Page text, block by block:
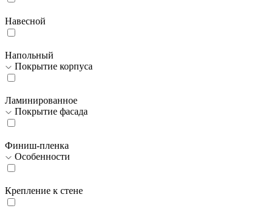
Навесной
Напольный
Покрытие корпуса
Ламинированное
Покрытие фасада
Финиш-пленка
Особенности
Крепление к стене